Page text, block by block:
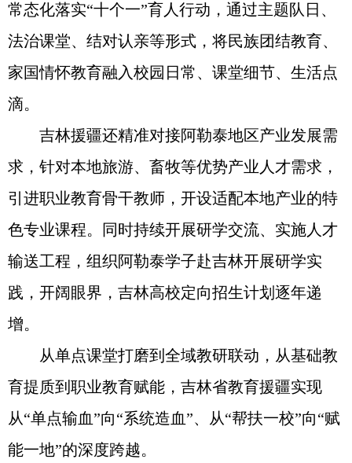
常态化落实“十个一”育人行动，通过主题队日、
法治课堂、结对认亲等形式，将民族团结教育、
家国情怀教育融入校园日常、课堂细节、生活点
滴。
吉林援疆还精准对接阿勒泰地区产业发展需
求，针对本地旅游、畜牧等优势产业人才需求，
引进职业教育骨干教师，开设适配本地产业的特
色专业课程。同时持续开展研学交流、实施人才
输送工程，组织阿勒泰学子赴吉林开展研学实
践，开阔眼界，吉林高校定向招生计划逐年递
增。
从单点课堂打磨到全域教研联动，从基础教
育提质到职业教育赋能，吉林省教育援疆实现
从“单点输血”向“系统造血”、从“帮扶一校”向“赋
能一地”的深度跨越。